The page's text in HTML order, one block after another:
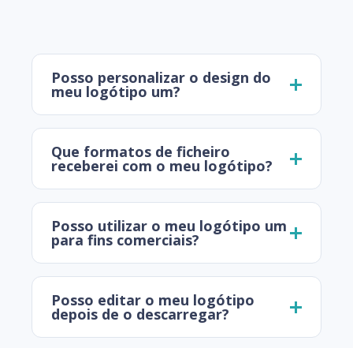
Posso personalizar o design do
meu logótipo um?
Que formatos de ficheiro
receberei com o meu logótipo?
Posso utilizar o meu logótipo um
para fins comerciais?
Posso editar o meu logótipo
depois de o descarregar?